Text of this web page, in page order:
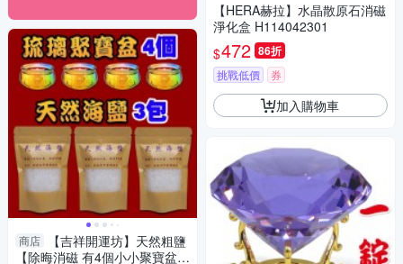
商店
【吉祥開運坊】天然粗鹽
【除晦消磁 有4個小小聚寶盆+
【HERA赫拉】水晶散原石消磁
淨化盒 H114042301
$472 86折
挑戰低價 券
加入購物車